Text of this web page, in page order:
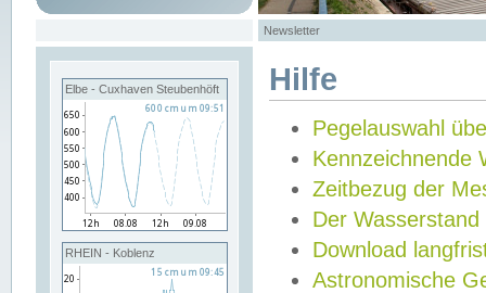
Newsletter
Elbe - Cuxhaven Steubenhöft
RHEIN - Koblenz
Hilfe
Pegelauswahl
Kennzeichnende
Zeitbezug der
Der Wasserstand
Download
Astronomische